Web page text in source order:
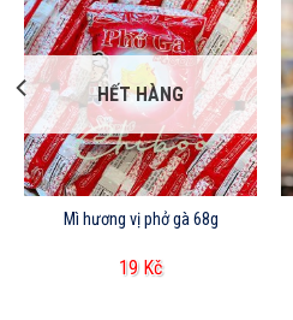
HẾT HÀNG
Mì hương vị phở gà 68g
19 Kč